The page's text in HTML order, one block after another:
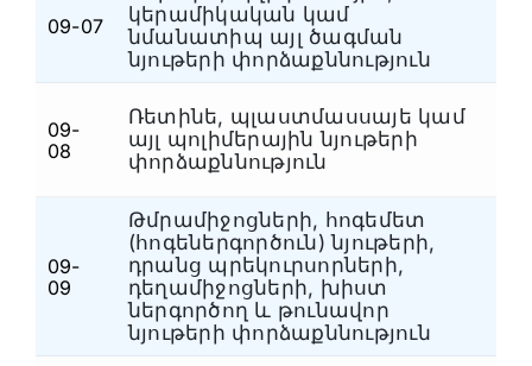
09-07
կերամիկական կամ
նմանատիպ այլ ծագման
նյութերի փորձաքննություն
09-
08
Ռետինե, պլաստմասսայե կամ
այլ պոլիմերային նյութերի
փորձաքննություն
09-
09
Թմրամիջոցների, հոգեմետ
(հոգեներգործուն) նյութերի,
դրանց պրեկուրսորների,
դեղամիջոցների, խիստ
ներգործող և թունավոր
նյութերի փորձաքննություն